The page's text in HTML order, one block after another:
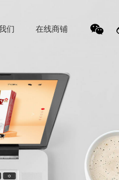
们 在线商铺